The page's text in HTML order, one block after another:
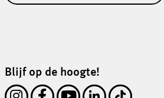
Blijf op de hoogte!